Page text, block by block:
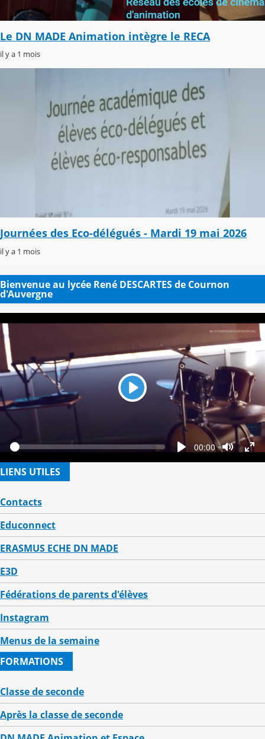
Le DN MADE Animation intègre le RECA
il y a 1 mois
Journées des Eco-délégués - Mardi 19 mai 2026
il y a 1 mois
Bienvenue au lycée René DESCARTES de Cournon
d'Auvergne
Lecture
Seek Temps
Ã©coulÃ©
00:00
LIENS UTILES
Contacts
Educonnect
ERASMUS ECHE DN MADE
E3D
Fédérations de parents d'élèves
Instagram
Menus de la semaine
FORMATIONS
Classe de seconde
Après la classe de seconde